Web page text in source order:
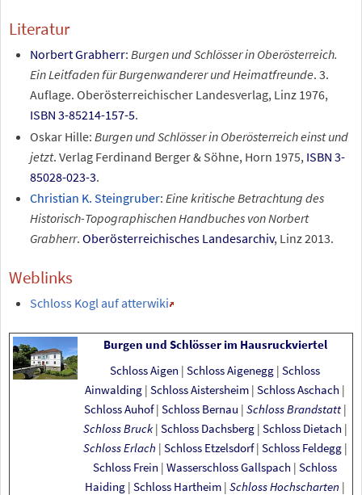
Literatur
Norbert Grabherr: Burgen und Schlösser in Oberösterreich.
Ein Leitfaden für Burgenwanderer und Heimatfreunde. 3.
Auflage. Oberösterreichischer Landesverlag, Linz 1976,
ISBN 3-85214-157-5.
Oskar Hille: Burgen und Schlösser in Oberösterreich einst und
jetzt. Verlag Ferdinand Berger & Söhne, Horn 1975, ISBN 3-
85028-023-3.
Christian K. Steingruber: Eine kritische Betrachtung des
Historisch-Topographischen Handbuches von Norbert
Grabherr. Oberösterreichisches Landesarchiv, Linz 2013.
Weblinks
Schloss Kogl auf atterwiki
Burgen und Schlösser im Hausruckviertel
Schloss Aigen | Schloss Aigenegg | Schloss
Ainwalding | Schloss Aistersheim | Schloss Aschach |
Schloss Auhof | Schloss Bernau | Schloss Brandstatt |
Schloss Bruck | Schloss Dachsberg | Schloss Dietach |
Schloss Erlach | Schloss Etzelsdorf | Schloss Feldegg |
Schloss Frein | Wasserschloss Gallspach | Schloss
Haiding | Schloss Hartheim | Schloss Hochscharten |